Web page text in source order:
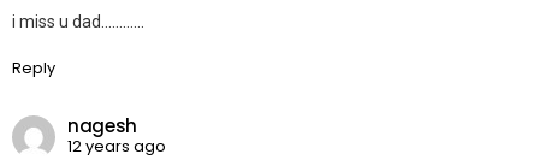
i miss u dad…………
Reply
nagesh
12 years ago